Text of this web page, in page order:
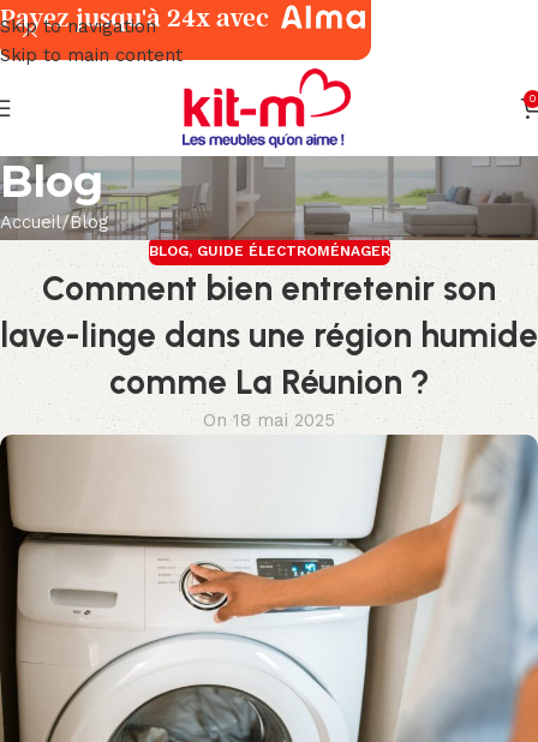
Skip to navigation
Skip to main content
0
Blog
Accueil Blog
BLOG, GUIDE ÉLECTROMÉNAGER
Comment bien entretenir son
lave-linge dans une région humide
comme La Réunion ?
On 18 mai 2025
Payez jusqu'à 24x avec